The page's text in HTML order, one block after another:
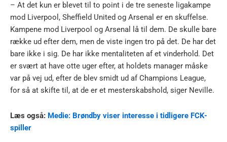
– At det kun er blevet til to point i de tre seneste ligakampe
mod Liverpool, Sheffield United og Arsenal er en skuffelse.
Kampene mod Liverpool og Arsenal lå til dem. De skulle bare
række ud efter dem, men de viste ingen tro på det. De har det
bare ikke i sig. De har ikke mentaliteten af et vinderhold. Det
er svært at have otte uger efter, at holdets manager måske
var på vej ud, efter de blev smidt ud af Champions League,
for så at skifte til, at de er et mesterskabshold, siger Neville.
Læs også: Medie: Brøndby viser interesse i tidligere FCK-
spiller